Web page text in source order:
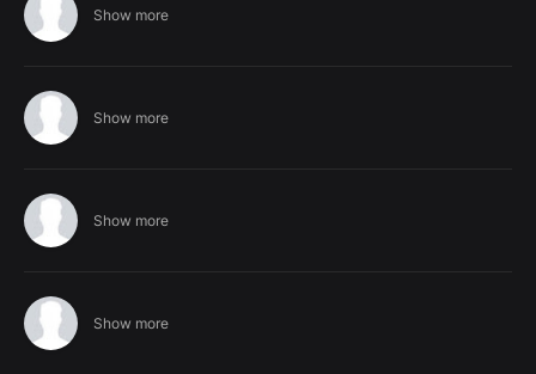
Show more
Show more
Show more
Show more